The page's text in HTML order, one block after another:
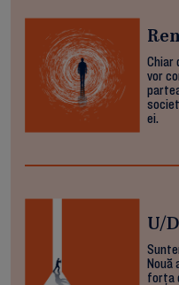
Chiar
vor
ei.
U/
Nouă
forța